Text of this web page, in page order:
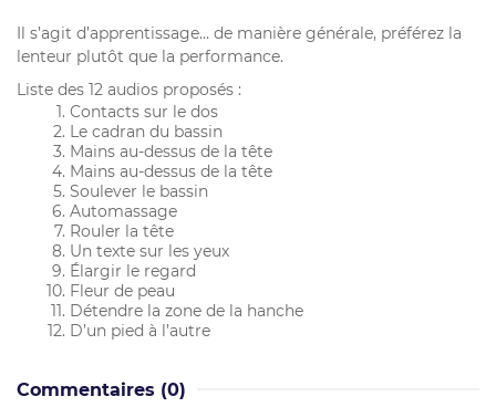
Il s’agit d’apprentissage… de manière générale, préférez la
lenteur plutôt que la performance.
Liste des 12 audios proposés :
Contacts sur le dos
Le cadran du bassin
Mains au-dessus de la tête
Mains au-dessus de la tête
Soulever le bassin
Automassage
Rouler la tête
Un texte sur les yeux
Élargir le regard
Fleur de peau
Détendre la zone de la hanche
D’un pied à l’autre
Commentaires (0)